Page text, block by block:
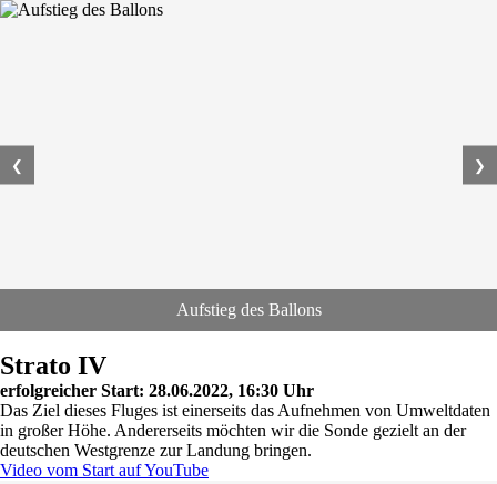
Aufstieg des Ballons
❮ ❯
Strato IV
erfolgreicher Start: 28.06.2022, 16:30 Uhr
Das Ziel dieses Fluges ist einerseits das Aufnehmen von Umweltdaten
in großer Höhe. Andererseits möchten wir die Sonde gezielt an der
deutschen Westgrenze zur Landung bringen.
Video vom Start auf YouTube